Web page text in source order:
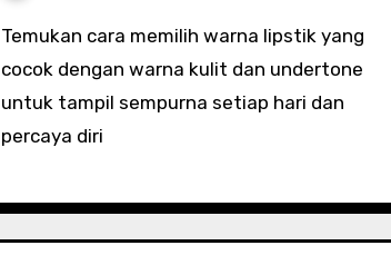
Temukan cara memilih warna lipstik yang
cocok dengan warna kulit dan undertone
untuk tampil sempurna setiap hari dan
percaya diri